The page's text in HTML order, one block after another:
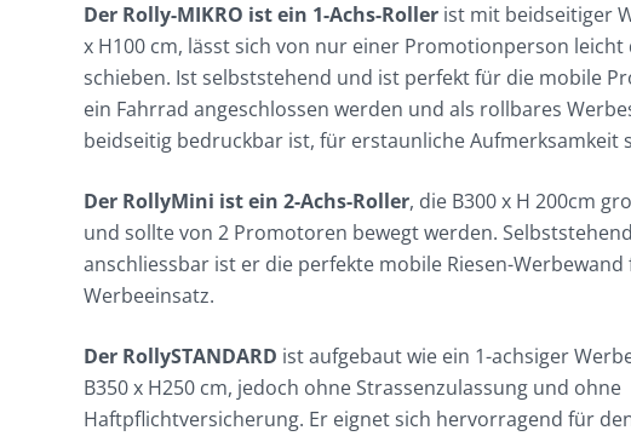
Der Rolly-MIKRO ist ein 1-Achs-Roller ist mit beidseitiger
x H100 cm, lässt sich von nur einer Promotionperson leicht
schieben. Ist selbststehend und ist perfekt für die mobile
ein Fahrrad angeschlossen werden und als rollbares
beidseitig bedruckbar ist, für erstaunliche Aufmerksamkeit
Der RollyMini ist ein 2-Achs-Roller, die B300 x H 200cm
und sollte von 2 Promotoren bewegt werden.
anschliessbar ist er die perfekte mobile Riesen-
Werbeeinsatz.
Der RollySTANDARD ist aufgebaut wie ein 1-achsiger
B350 x H250 cm, jedoch ohne Strassenzulassung und ohne
Haftpflichtversicherung. Er eignet sich hervorragend für